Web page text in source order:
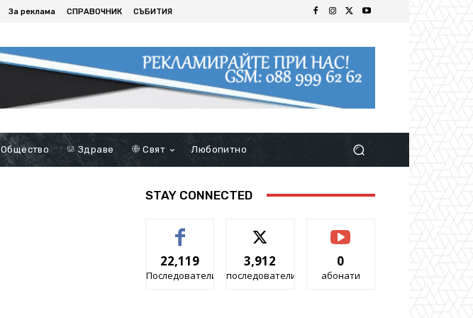
За реклама СПРАВОЧНИК СЪБИТИЯ
Общество Здраве Свят Любопитно
STAY CONNECTED
22,119
Последователи
3,912
последователи
0
абонати